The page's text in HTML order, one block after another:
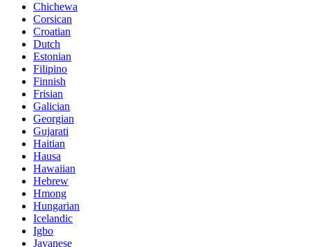
Chichewa
Corsican
Croatian
Dutch
Estonian
Filipino
Finnish
Frisian
Galician
Georgian
Gujarati
Haitian
Hausa
Hawaiian
Hebrew
Hmong
Hungarian
Icelandic
Igbo
Javanese